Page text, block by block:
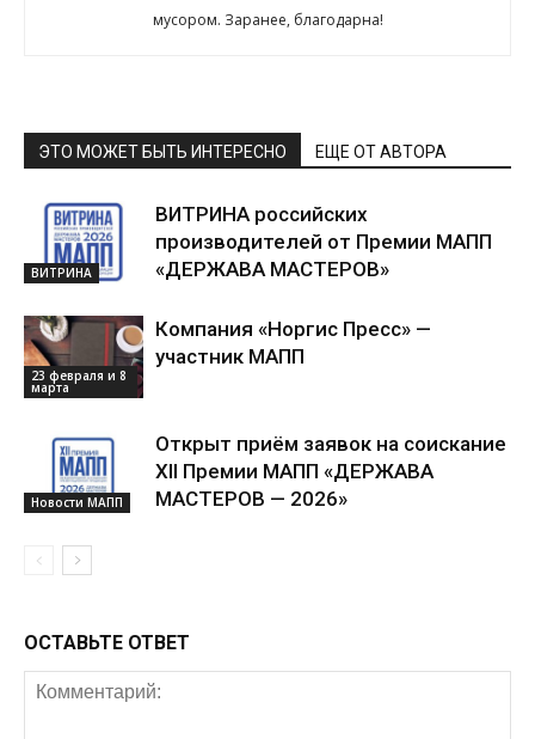
мусором. Заранее, благодарна!
ЭТО МОЖЕТ БЫТЬ ИНТЕРЕСНО ЕЩЕ ОТ АВТОРА
ВИТРИНА
ВИТРИНА российских
производителей от Премии МАПП
«ДЕРЖАВА МАСТЕРОВ»
23 февраля и 8
марта
Компания «Норгис Пресс» —
участник МАПП
Новости МАПП
Открыт приём заявок на соискание
XII Премии МАПП «ДЕРЖАВА
МАСТЕРОВ — 2026»
ОСТАВЬТЕ ОТВЕТ